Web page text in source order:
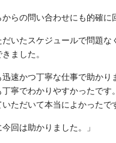
らの問い合わせにも的確に
いたスケジュールで問題
ました。
速かつ丁寧な仕事で助かり
寧でわかりやすかったです。
ただいて本当によかったで
回は助かりました。」